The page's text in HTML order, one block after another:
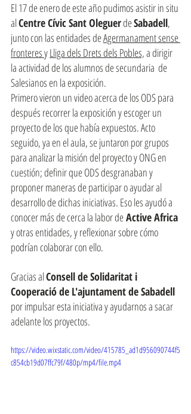
El 17 de enero de este año pudimos asistir in situ
al Centre Cívic Sant Oleguer de Sabadell,
junto con las entidades de Agermanament sense
fronteres y Lliga dels Drets dels Pobles, a dirigir
la actividad de los alumnos de secundaria  de
Salesianos en la exposición.
Primero vieron un video acerca de los ODS para
después recorrer la exposición y escoger un
proyecto de los que había expuestos. Acto
seguido, ya en el aula, se juntaron por grupos
para analizar la misión del proyecto y ONG en
cuestión; definir que ODS desgranaban y
proponer maneras de participar o ayudar al
desarrollo de dichas iniciativas. Eso les ayudó a
conocer más de cerca la labor de Active Africa
y otras entidades, y reflexionar sobre cómo
podrían colaborar con ello.
Gracias al Consell de Solidaritat i
Cooperació de L'ajuntament de Sabadell
por impulsar esta iniciativa y ayudarnos a sacar
adelante los proyectos.
https://video.wixstatic.com/video/415785_ad1d956090744f5
c854cb19d07ffc79f/480p/mp4/file.mp4